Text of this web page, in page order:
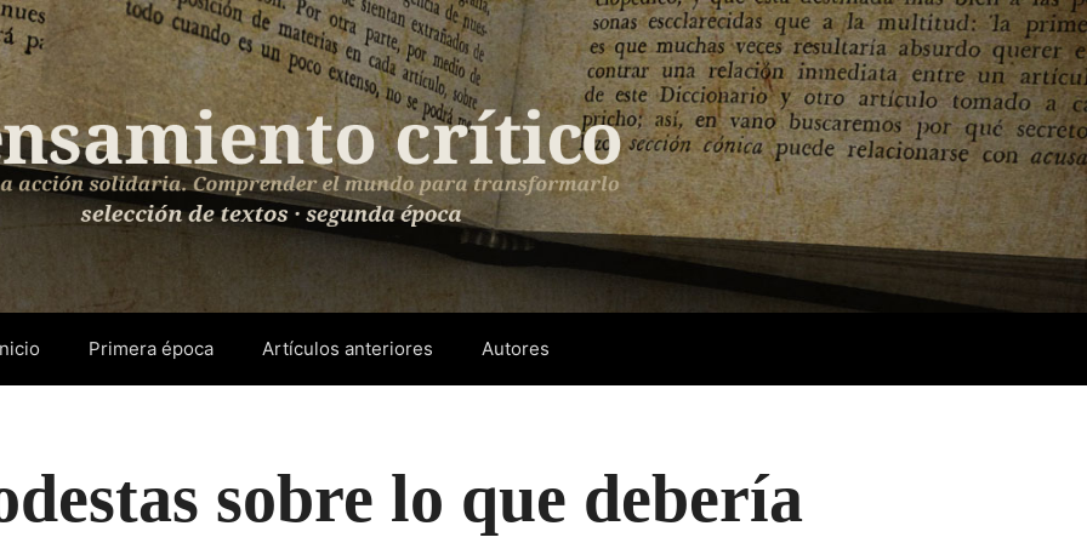
Primera época Artículos anteriores Autores
sobre lo que debería